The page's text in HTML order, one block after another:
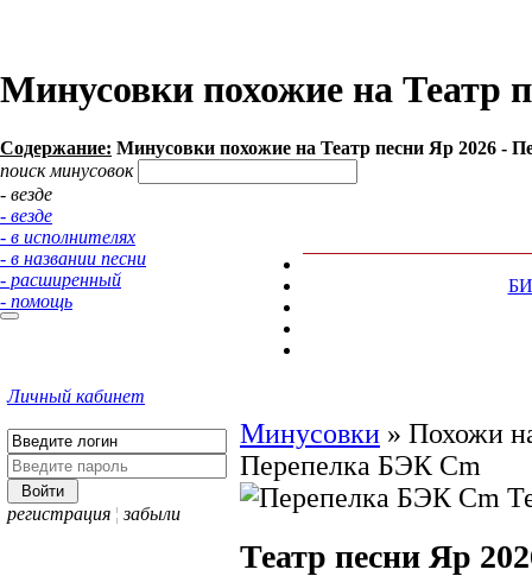
Минусовки похожие на Театр
Содержание: Минусовки похожие на Театр песни Яр 2026 -
поиск минусовок
- везде
- везде
- в исполнителях
- в названии песни
- расширенный
- помощь
Личный кабинет
регистрация ¦ забыли
Минусовки » Похожи
Перепелка БЭК Cm
Театр песни Яр